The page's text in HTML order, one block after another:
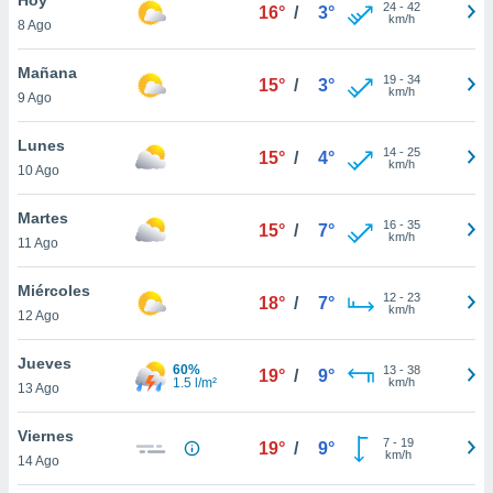
en
más
nuestra
de
cookies
aceptar
8 Ago
16° / 3° 24- 42
km/h
Mañana
9 Ago
15° / 3° 19- 34
km/h
Lunes
10 Ago
15° / 4° 14- 25
km/h
Martes
11 Ago
15° / 7° 16- 35
km/h
Miércoles
12 Ago
18° / 7° 12- 23
km/h
Jueves
13 Ago
60%
1.5 l/m²
19° / 9° 13- 38
km/h
Viernes
14 Ago
19° / 9° 7- 19
km/h